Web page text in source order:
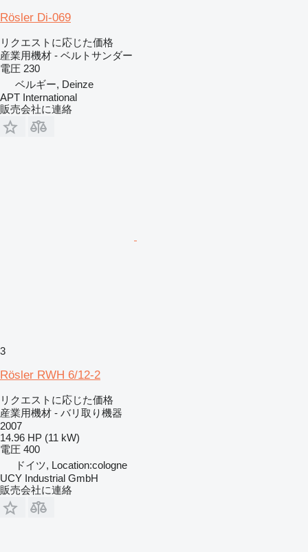
Rösler Di-069
リクエストに応じた価格
産業用機材 - ベルトサンダー
電圧 230
ベルギー, Deinze
APT International
販売会社に連絡
3
Rösler RWH 6/12-2
リクエストに応じた価格
産業用機材 - バリ取り機器
2007
14.96 HP (11 kW)
電圧 400
ドイツ, Location:cologne
UCY Industrial GmbH
販売会社に連絡